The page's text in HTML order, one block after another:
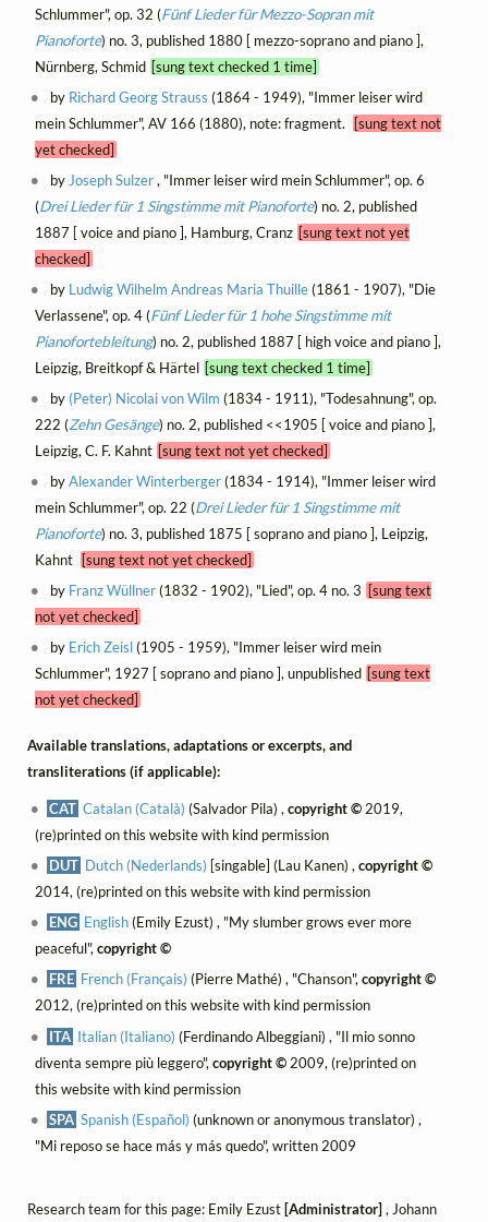
Schlummer", op. 32 (Fünf Lieder für Mezzo-Sopran mit
Pianoforte) no. 3, published 1880 [ mezzo-soprano and piano ],
Nürnberg, Schmid [sung text checked 1 time]
by Richard Georg Strauss (1864 - 1949), "Immer leiser wird
mein Schlummer", AV 166 (1880), note: fragment.
[sung text not
yet checked]
by Joseph Sulzer, "Immer leiser wird mein Schlummer", op. 6
(Drei Lieder für 1 Singstimme mit Pianoforte) no. 2, published
1887 [ voice and piano ], Hamburg, Cranz [sung text not yet
checked]
by Ludwig Wilhelm Andreas Maria Thuille(1861 - 1907), "Die
Verlassene", op. 4 (Fünf Lieder für 1 hohe Singstimme mit
Pianofortebleitung) no. 2, published 1887 [ high voice and piano ],
Leipzig, Breitkopf & Härtel [sung text checked 1 time]
by (Peter) Nicolai von Wilm (1834 - 1911), "Todesahnung", op.
222 (Zehn Gesänge) no. 2, published <<1905 [ voice and piano ],
Leipzig, C. F. Kahnt [sung text not yet checked]
byAlexander Winterberger(1834 - 1914), "Immer leiser wird
mein Schlummer", op. 22 (Drei Lieder für 1 Singstimme mit
Pianoforte) no. 3, published 1875 [ soprano and piano ], Leipzig,
Kahnt
[sung text not yet checked]
by Franz Wüllner(1832 - 1902), "Lied", op. 4 no. 3 [sung text
not yet checked]
by Erich Zeisl(1905 - 1959), "Immer leiser wird mein
Schlummer", 1927 [ soprano and piano ], unpublished [sung text
not yet checked]
Available translations, adaptations or excerpts, and
transliterations (if applicable):
CAT Catalan (Català) (Salvador Pila) ,copyright ©2019,
(re)printed on this website with kind permission
DUT Dutch (Nederlands) [singable] (Lau Kanen) ,copyright ©
2014, (re)printed on this website with kind permission
ENG English(Emily Ezust) , "My slumber grows ever more
peaceful",copyright ©
FRE French (Français) (Pierre Mathé) , "Chanson",copyright ©
2012, (re)printed on this website with kind permission
ITA Italian (Italiano) (Ferdinando Albeggiani) , "Il mio sonno
diventa sempre più leggero", copyright ©2009, (re)printed on
this website with kind permission
SPA Spanish (Español) (unknown or anonymous translator) ,
"Mi reposo se hace más y más quedo", written 2009
Research team for this page: Emily Ezust [Administrator] , Johann